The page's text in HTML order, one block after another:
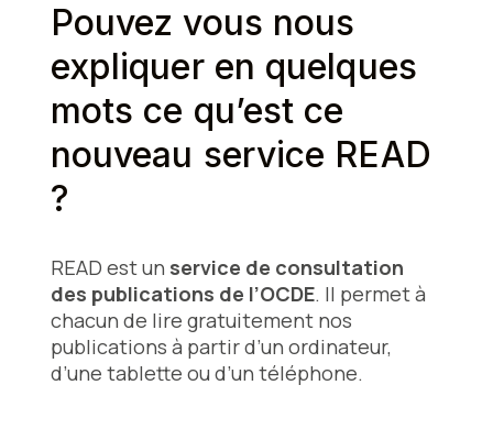
Pouvez vous nous
expliquer en quelques
mots ce qu’est ce
nouveau service READ
?
READ est un service de consultation
des publications de l’OCDE. Il permet à
chacun de lire gratuitement nos
publications à partir d’un ordinateur,
d’une tablette ou d’un téléphone.